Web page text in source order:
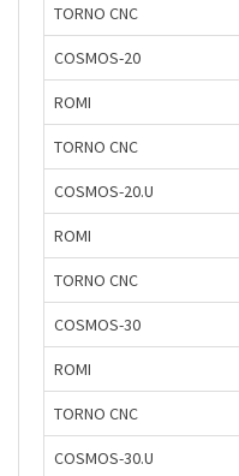
TORNO CNC
COSMOS-20
ROMI
TORNO CNC
COSMOS-20.U
ROMI
TORNO CNC
COSMOS-30
ROMI
TORNO CNC
COSMOS-30.U